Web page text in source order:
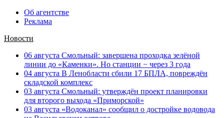
Об агентстве
Реклама
Новости
06 августа Смольный: завершена проходка зелёной
линии до «Каменки». Но станции − через 3 года
04 августа В Ленобласти сбили 17 БПЛА, повреждён
складской комплекс
03 августа Смольный: утверждён проект планировки
для второго выхода «Приморской»
03 августа «Водоканал» сообщил о достройке водовода